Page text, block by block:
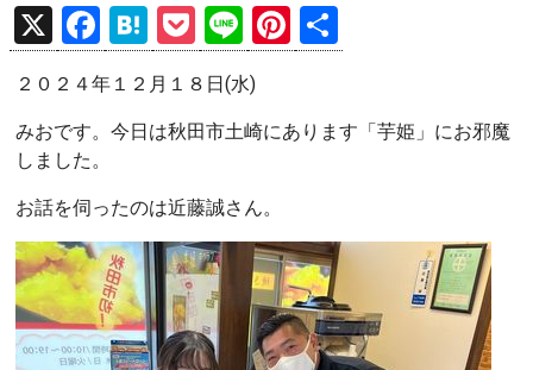
X
F
a
ce
b
o
k
H
at
e
n
P
o
ck
et
Li
n
e
Pi
nt
es
有
２０２４年１２月１８日(水)
みおです。今日は秋田市土崎にあります「芋姫」にお邪魔
しました。
お話を伺ったのは近藤誠さん。